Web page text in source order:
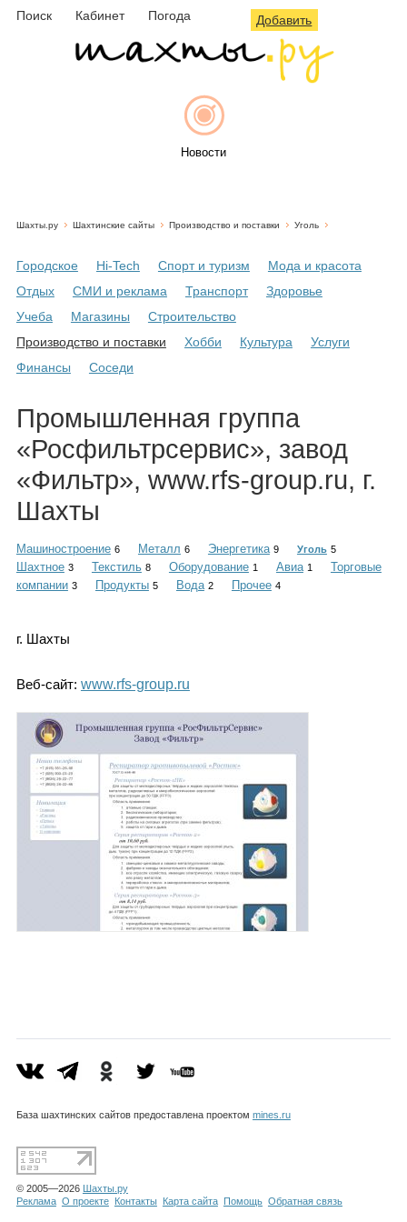
Поиск Кабинет Погода Добавить
Новости
Объявления
Каталог
Гороскоп
Шахты.ру Шахтинские сайты Производство и поставки Уголь
Городское Hi-Tech Спорт и туризм
Мода и красота
Отдых
СМИ и реклама Транспорт
Здоровье
Учеба
Магазины
Строительство
Производство и поставки
Хобби Культура
Услуги
Финансы
Соседи
Промышленная группа
«Росфильтрсервис», завод
«Фильтр», www.rfs-group.ru, г.
Шахты
Машиностроение 6 Металл 6 Энергетика 9 Уголь 5
Шахтное 3 Текстиль 8 Оборудование 1 Авиа 1
Торговые
компании 3 Продукты 5 Вода 2 Прочее 4
г. Шахты
Веб-сайт: www.rfs-group.ru
База шахтинских сайтов предоставлена проектом mines.ru
© 2005—2026 Шахты.ру
Реклама О проекте Контакты Карта сайта Помощь Обратная связь